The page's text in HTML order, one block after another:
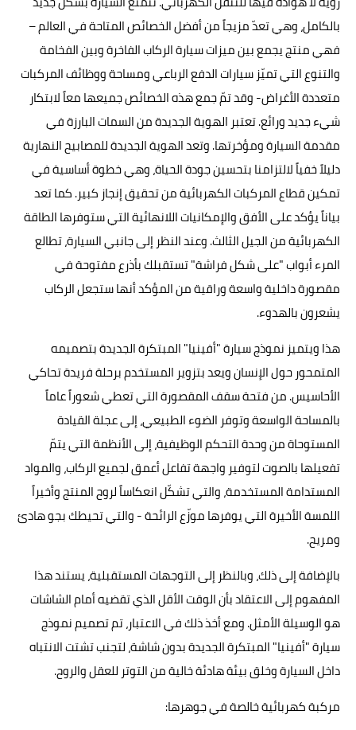
بالكامل، وهي تعدّ مزيجاً من أفضل الخصائص المتاحة في العالم –
فهي منتج يجمع بين ميزات سيارة الركاب الفاخرة وبين الفخامة
والتنوع التي تميّز سيارات الدفع الرباعي ومساحة ووظائف المركبات
متعددة الأغراض- وقد تمّ جمع هذه الخصائص جميعها معاً لابتكار
شيء جديد ورائع. تعتبر الهوية الجديدة من السمات البارزة في
مقدمة السيارة ومؤخرتها. وتعد الهوية الجديدة للمصابيح النهارية
دليلاً خفياً لالتزامنا بتحسين جودة الحياة، وهي خطوة أساسية في
تمكين قطاع المركبات الكهربائية من تحقيق إنجاز كبير. كما تعد
بياناً يؤكد على الأفق والإمكانيات اللانهائية التي ستوفرها الطاقة
الكهربائية من الجيل الثالث. وعند النظر إلى جانبي السيارة، تطالع
المرء أبواب "على شكل فراشة" تستقبلك بأذرع مفتوحة في
مقصورة داخلية واسعة وراقية من المؤكد أنها ستجعل الركاب
يشعرون بالهدوء.
هذا ويتميز نموذج سيارة "أفينيا" المبتكرة الجديدة بتصميمه
المتمحور حول الإنسان ويعد بتزوير المستخدم برحلة فريدة تحاكي
الأحاسيس. من فتحة سقف المقصورة التي تعطي شعوراً عاماً
بالمساحة الواسعة وتوفر الضوء الطبيعي، إلى عجلة القيادة
المستوحاة من وحدة التحكم الوظيفية، إلى الأنظمة التي يتمّ
تفعيلها بالصوت لتوفير واجهة تفاعل أعمق لجميع الركاب، والمواد
المستدامة المستخدمة، والتي تشكّل انعكاساً لروح المنتج وأخيراً
اللمسة الأخيرة التي يوفرها موزّع الرائحة - والتي تحيطك بجو هادئ
ومريح.
بالإضافة إلى ذلك، وبالنظر إلى التوجهات المستقبلية، يستند هذا
المفهوم إلى الاعتقاد بأن الوقت الأقل الذي تقضيه أمام الشاشات
هو الوسيلة الأمثل. ومع أخذ ذلك في الاعتبار، تم تصميم نموذج
سيارة "أفينيا" المبتكرة الجديدة بدون شاشة، لتجنب تشتت الانتباه
داخل السيارة وخلق بيئة هادئة خالية من التوتر للعقل والروح.
مركبة كهربائية خالصة في جوهرها: